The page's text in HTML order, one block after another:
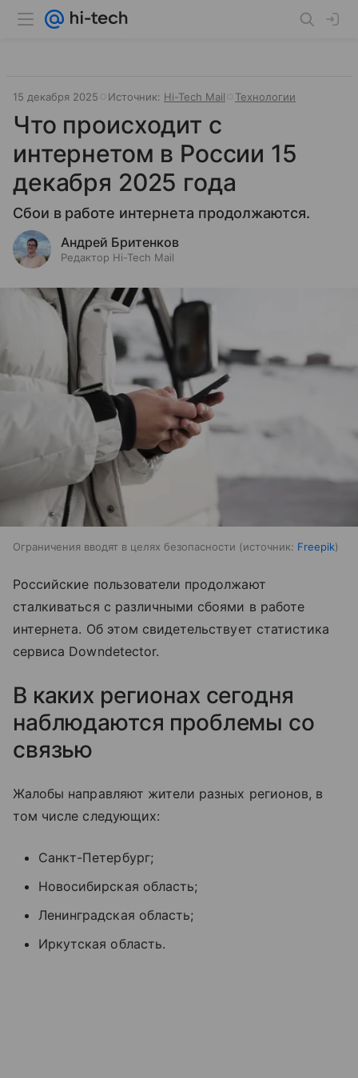
15 декабря 2025 Источник: Hi-Tech Mail Технологии
Что происходит с
интернетом в России 15
декабря 2025 года
Сбои в работе интернета продолжаются.
Андрей Бритенков
Редактор Hi-Tech Mail
Ограничения вводят в целях безопасности источник: Freepik
Российские пользователи продолжают
сталкиваться с различными сбоями в работе
интернета. Об этом свидетельствует статистика
сервиса Downdetector.
В каких регионах сегодня
наблюдаются проблемы со
связью
Жалобы направляют жители разных регионов, в
том числе следующих:
Санкт-Петербург;
Новосибирская область;
Ленинградская область;
Иркутская область.